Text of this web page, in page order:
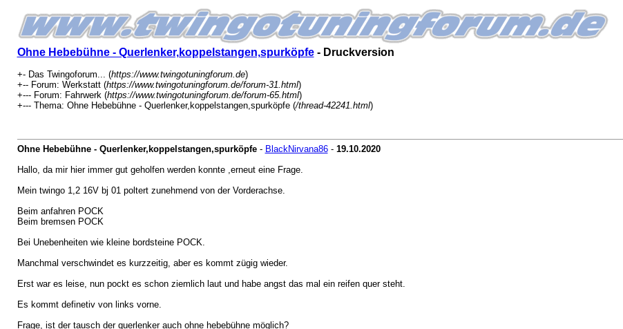
Ohne Hebebühne - Querlenker,koppelstangen,spurköpfe- Druckversion
+- Das Twingoforum... (https://www.twingotuningforum.de)
+-- Forum: Werkstatt (https://www.twingotuningforum.de/forum-31.html)
+--- Forum: Fahrwerk (https://www.twingotuningforum.de/forum-65.html)
+--- Thema: Ohne Hebebühne - Querlenker,koppelstangen,spurköpfe (/thread-42241.html)
Ohne Hebebühne - Querlenker,koppelstangen,spurköpfe- BlackNirvana86- 19.10.2020
Hallo, da mir hier immer gut geholfen werden konnte ,erneut eine Frage.
Mein twingo 1,2 16V bj 01 poltert zunehmend von der Vorderachse.
Beim anfahren POCK
Beim bremsen POCK
Bei Unebenheiten wie kleine bordsteine POCK.
Manchmal verschwindet es kurzzeitig, aber es kommt zügig wieder.
Erst war es leise, nun pockt es schon ziemlich laut und habe angst das mal ein reifen quer steht.
Es kommt definetiv von links vorne.
Frage, ist der tausch der querlenker auch ohne hebebühne möglich?